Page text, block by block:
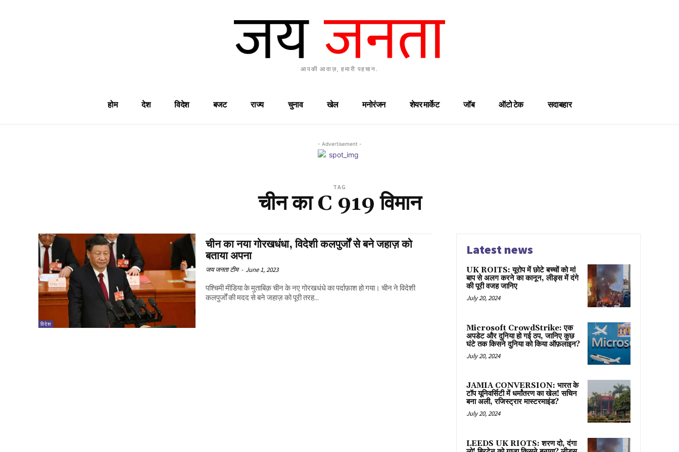
आपकी आवाज़, हमारी पहचान.
होम देश विदेश बजट राज्य चुनाव खेल मनोरंजन शेयर मार्केट जॉब ऑटो टेक सदाबहार
- Advertisement -
TAG
चीन का C 919 विमान
विदेश
चीन का नया गोरखधंधा, विदेशी कलपुर्जों से बने जहाज़ को
बताया अपना
जय जनता टीम - June 1, 2023
पश्चिमी मीडिया के मुताबिक़ चीन के नए गोरखधंधे का पर्दाफ़ाश हो गया। चीन ने विदेशी
कलपुर्जों की मदद से बने जहाज़ को पूरी तरह...
Latest news
UK ROITS: यूरोप में छोटे बच्चों को मां
बाप से अलग करने का कानून, लीड्स में दंगे
की पूरी वजह जानिए
July 20, 2024
Microsoft CrowdStrike: एक
अपडेट और दुनिया हो गई ठप, जानिए कुछ
घंटे तक किसने दुनिया को किया ऑफ़लाइन?
July 20, 2024
JAMIA CONVERSION: भारत के
टॉप यूनिवर्सिटी में धर्मांतरण का खेल! सचिन
बना अली, रजिस्ट्रार मास्टरमाइंड?
July 20, 2024
LEEDS UK RIOTS: शरण दो, दंगा